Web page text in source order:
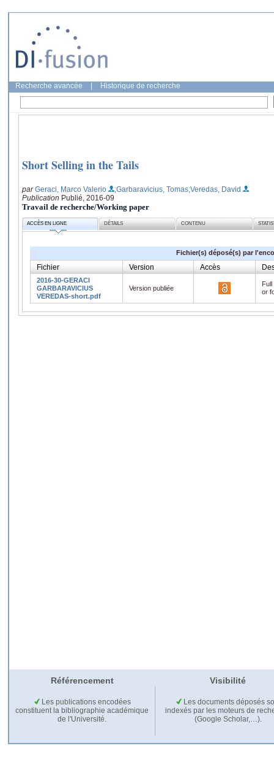
Recherche avancée Historique de recherche
Short Selling in the Tails
parGeraci, Marco Valerio ;Garbaravicius, Tomas;Veredas, David
Publication Publié, 2016-09
Travail de recherche/Working paper
ACCÈS EN LIGNE DÉTAILS CONTENU
Fichier(s) déposé(s) par
Fichier Version Accès
2016-30-GERACI
GARBARAVICIUS
VEREDAS-short.pdf
Version publiée
or
Référencement Visibilité
Les publications encodées
constituent la bibliographie académique
de l'Université.
Les documents déposés
indexés par les moteurs de
(Google Scholar,…).